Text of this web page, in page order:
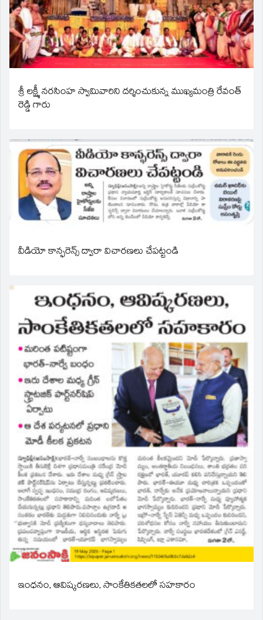
శ్రీ లక్ష్మీ నరసింహ స్వామివారిని దర్శించుకున్న ముఖ్యమంత్రి రేవంత్
రెడ్డి గారు
వీడియో కాన్ఫరెన్స్ ద్వారా విచారణలు చేపట్టండి
ఇంధనం, ఆవిష్కరణలు, సాంకేతికతలలో సహకారం